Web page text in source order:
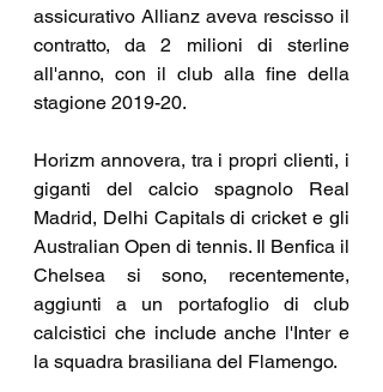
assicurativo Allianz aveva rescisso il
contratto, da 2 milioni di sterline
all'anno, con il club alla fine della
stagione 2019-20.
Horizm annovera, tra i propri clienti, i
giganti del calcio spagnolo Real
Madrid, Delhi Capitals di cricket e gli
Australian Open di tennis. Il Benfica il
Chelsea si sono, recentemente,
aggiunti a un portafoglio di club
calcistici che include anche l'Inter e
la squadra brasiliana del Flamengo.